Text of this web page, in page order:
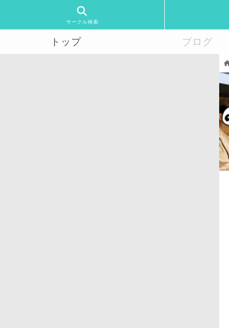
サークル検索
トップ ブログ